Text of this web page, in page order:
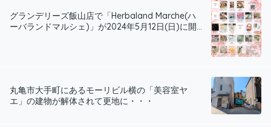
グランデリーズ飯山店で「Herbaland Marche(ハ
ーバランドマルシェ)」が2024年5月12日(日)に開...
丸亀市大手町にあるモーリビル横の「美容室ヤ
エ」の建物が解体されて更地に・・・